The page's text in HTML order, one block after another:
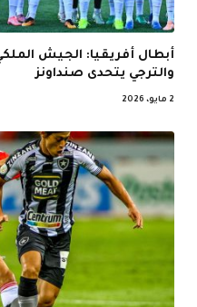
أبطال أفريقيا: الجيش
والترجي يتحدى صنداونز
2 مايو، 2026